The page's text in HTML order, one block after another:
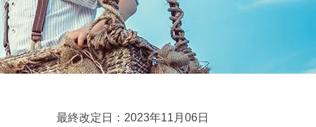
最終改定日：2023年11月06日